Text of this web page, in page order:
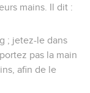
mains. Il dit :
; jetez-le dans
pas la main
afin de le